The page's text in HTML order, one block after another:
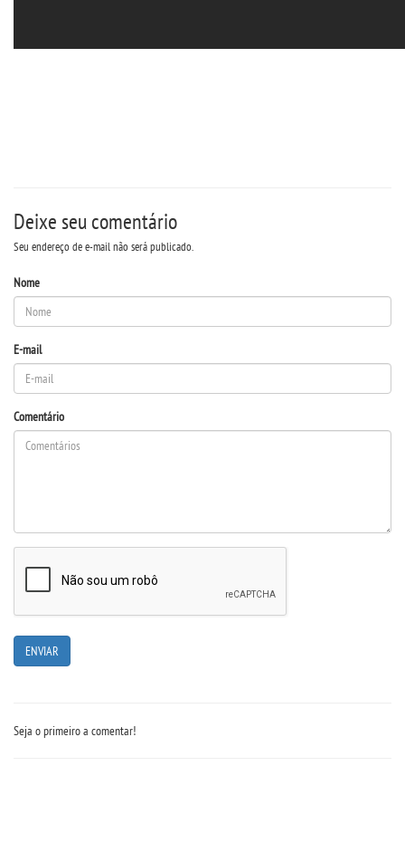
Deixe seu comentário
Seu endereço de e-mail não será publicado.
Nome
E-mail
Comentário
Seja o primeiro a comentar!